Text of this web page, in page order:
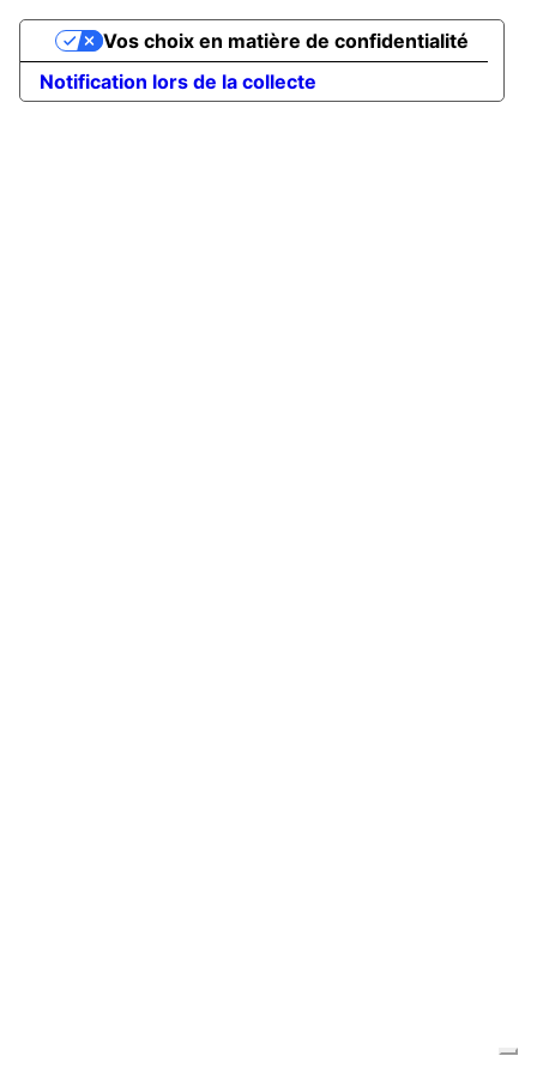
Notification lors de la collecte
Vos choix en matière de confidentialité